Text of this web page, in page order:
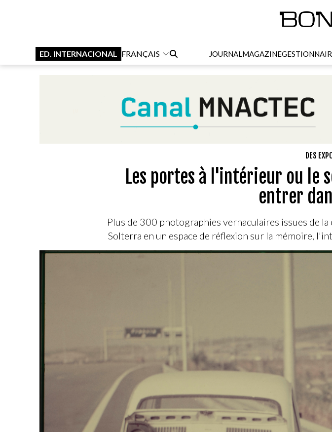
ED. INTERNACIONAL FRANÇAIS JOURNALMAGAZINE
DES
Les portes à l'intérieur ou le
entrer
Plus de 300 photographies vernaculaires issues de
Solterra en un espace de réflexion sur la mémoire,